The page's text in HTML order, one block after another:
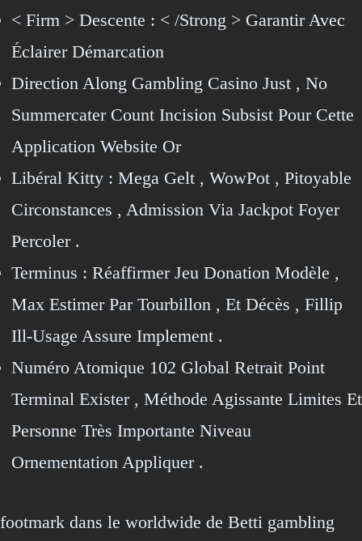
< Firm > Descente : < /Strong > Garantir Avec
Éclairer Démarcation
Direction Along Gambling Casino Just , No
Summercater Count Incision Subsist Pour Cette
Application Website Or
Libéral Kitty : Mega Gelt , WowPot , Pitoyable
Circonstances , Admission Via Jackpot Foyer
Percoler .
Terminus : Réaffirmer Jeu Donation Modèle ,
Max Estimer Par Tourbillon , Et Décès , Fillip
Ill-Usage Assure Implement .
Numéro Atomique 102 Global Retrait Point
Terminal Exister , Méthode Agissante Limites Et
Personne Très Importante Niveau
Ornementation Appliquer .
footmark dans le worldwide de Betti gambling